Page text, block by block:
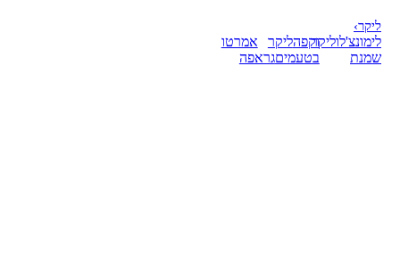
ליקר›
לימונצ'לוליקר
שמנת
וקפהליקר
בטעמיםגראפה
אמרטו